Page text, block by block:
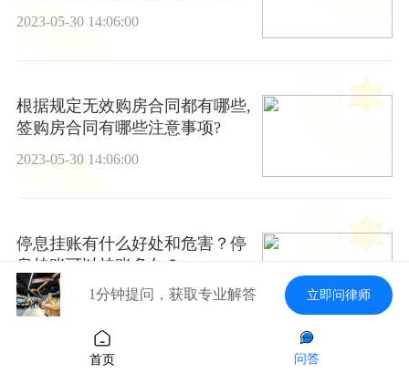
2023-05-30 14:06:00
根据规定无效购房合同都有哪些,
签购房合同有哪些注意事项?
2023-05-30 14:06:00
停息挂账有什么好处和危害？停
息挂账可以挂账多久？
2023-05-30 14:06:001分钟提问，获取专业解答 立即问律师
首页 问答